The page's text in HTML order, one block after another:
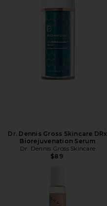
Dr. Dennis Gross Skincare DRx
Biorejuvenation Serum
Dr. Dennis Gross Skincare
$89